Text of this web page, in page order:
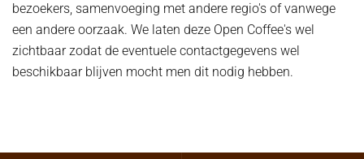
bezoekers, samenvoeging met andere regio's of vanwege
een andere oorzaak. We laten deze Open Coffee's wel
zichtbaar zodat de eventuele contactgegevens wel
beschikbaar blijven mocht men dit nodig hebben.